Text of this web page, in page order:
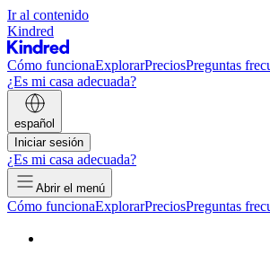
Ir al contenido
Kindred
Cómo funcionaExplorarPreciosPreguntas
¿Es mi casa adecuada?
español
Iniciar sesión
¿Es mi casa adecuada?
Abrir el menú
Cómo funcionaExplorarPreciosPreguntas